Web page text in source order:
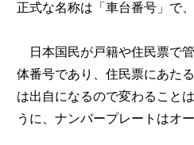
正式な名称は「車台番号」で
日本国民が戸籍や住民票で
体番号であり、住民票にあた
は出自になるので変わること
うに、ナンバープレートはオ